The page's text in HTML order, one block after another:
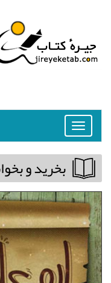
Toggle
navigation
بخريد و